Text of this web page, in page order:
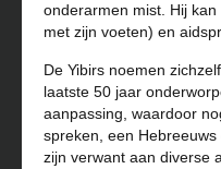
onderarmen mist. Hij
met zijn voeten) en
De Yibirs noemen
laatste 50 jaar
aanpassing, waardoor
spreken, een
zijn verwant aan diverse